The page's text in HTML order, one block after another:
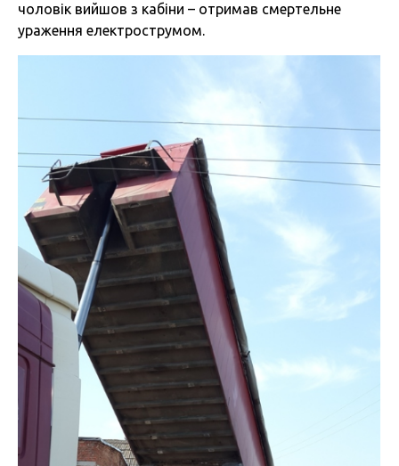
чоловік вийшов з кабіни – отримав смертельне
ураження електрострумом.